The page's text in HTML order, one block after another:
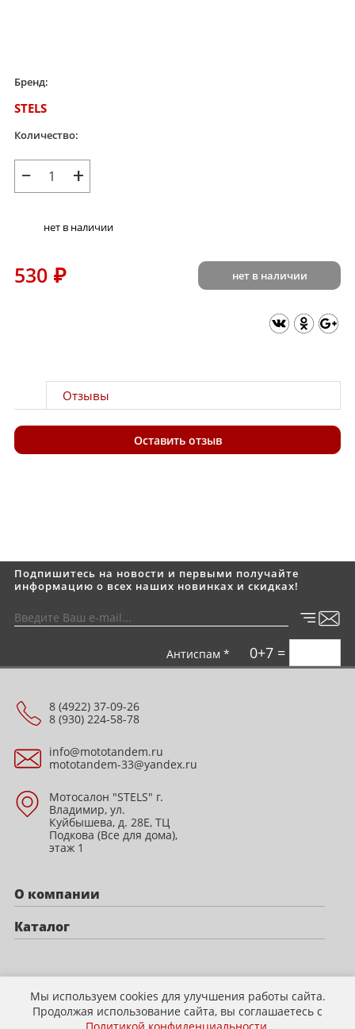
Мы используем cookies для улучшения работы сайта.
Продолжая использование сайта, вы соглашаетесь с
Бренд:
STELS
Количество:
− +
нет в наличии
530 ₽ нет в наличии
Отзывы
Оставить отзыв
Подпишитесь на новости и первыми получайте
информацию о всех наших новинках и скидках!
Антиспам * 0+7 =
8 (4922) 37-09-26
8 (930) 224-58-78
info@mototandem.ru
mototandem-33@yandex.ru
Мотосалон "STELS" г.
Владимир, ул.
Куйбышева, д. 28Е, ТЦ
Подкова (Все для дома),
этаж 1
О компании
Каталог
Политика конфиденциальности